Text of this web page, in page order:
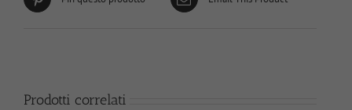
Prodotti correlati